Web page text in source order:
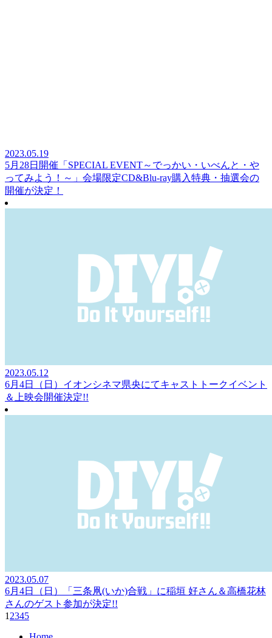
2023.05.19
5月28日開催「SPECIAL EVENT～でっかい・いべんと・や
ってみよう！～」会場限定CD&Blu-ray購入特典・抽選会の
開催が決定！
2023.05.12
6月4日（日）イオンシネマ県央にてキャストトークイベント
＆上映会開催決定!!
2023.05.07
6月4日（日）「三条凧(いか)合戦」に稲垣 好さん＆高橋花林
さんのゲスト参加が決定!!
1 2345